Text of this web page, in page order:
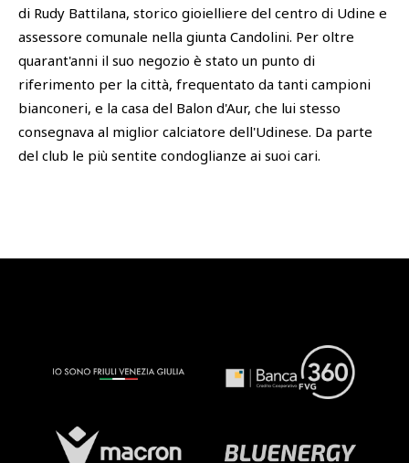
di Rudy Battilana, storico gioielliere del centro di Udine e
assessore comunale nella giunta Candolini. Per oltre
quarant'anni il suo negozio è stato un punto di
riferimento per la città, frequentato da tanti campioni
bianconeri, e la casa del Balon d'Aur, che lui stesso
consegnava al miglior calciatore dell'Udinese. Da parte
del club le più sentite condoglianze ai suoi cari.